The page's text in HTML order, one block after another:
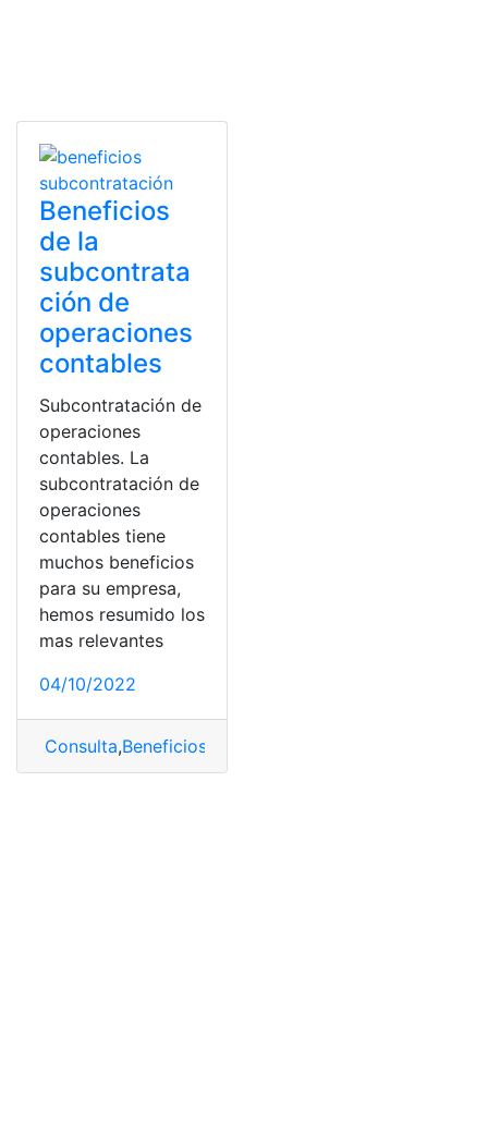
Beneficios
de la
subcontrata
ción de
operaciones
contables
Subcontratación de
operaciones
contables. La
subcontratación de
operaciones
contables tiene
muchos beneficios
para su empresa,
hemos resumido los
mas relevantes
04/10/2022
Consulta,Beneficios